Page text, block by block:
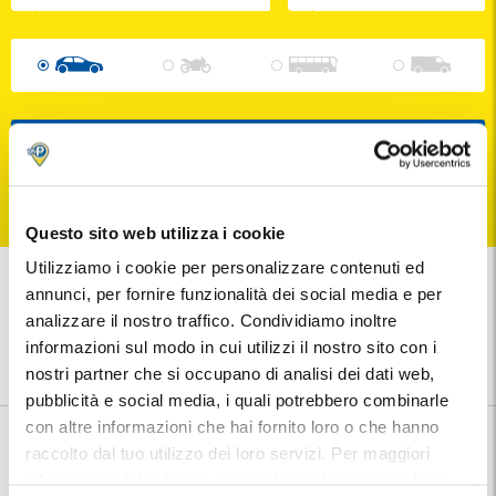
Questo sito web utilizza i cookie
Utilizziamo i cookie per personalizzare contenuti ed
annunci, per fornire funzionalità dei social media e per
analizzare il nostro traffico. Condividiamo inoltre
informazioni sul modo in cui utilizzi il nostro sito con i
nostri partner che si occupano di analisi dei dati web,
pubblicità e social media, i quali potrebbero combinarle
con altre informazioni che hai fornito loro o che hanno
raccolto dal tuo utilizzo dei loro servizi. Per maggiori
...il miglior parcheggio
con ilmassimo risparmio!
Nessun costo aggiuntivo
I migliori prezzi
Posto auto garantito
Prenota il tuo parcheggio al Porto di Valencia
Stai cercando parcheggio vicino al Porto di Valencia ? Scegli la